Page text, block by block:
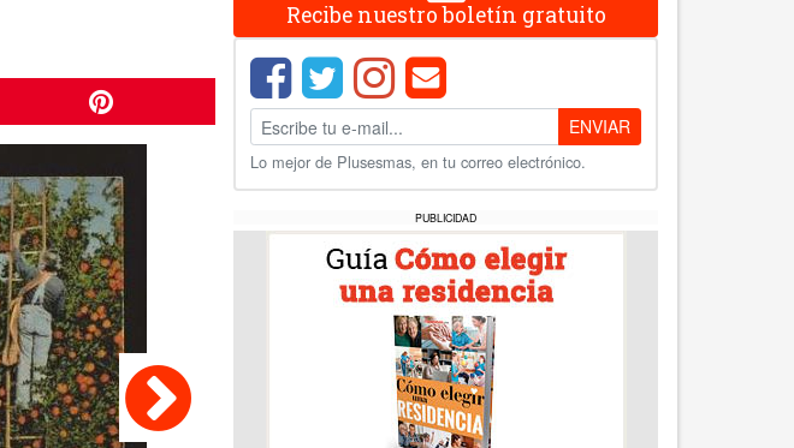
Recibe nuestro boletín gratuito
ENVIAR
Lo mejor de Plusesmas, en tu correo electrónico.
PUBLICIDAD